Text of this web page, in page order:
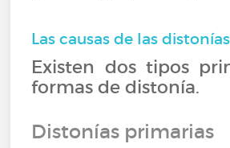
Las causas de las distonías
Existen dos tipos
formas de distonía.
Distonías primarias